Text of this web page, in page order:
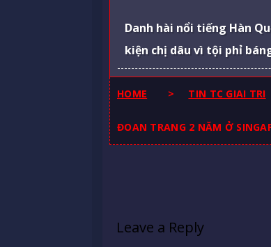
Danh hài nổi tiếng Hàn
kiện chị dâu vì tội phỉ
HOME > TIN TC GIAI TRI
ĐOAN TRANG 2 NĂM Ở
Leave a Reply